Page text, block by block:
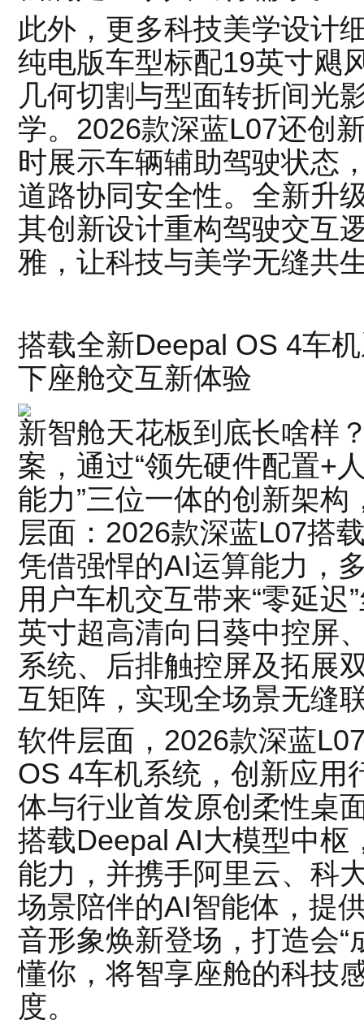
此外，更多科技美学设计
纯电版车型标配19英寸飓
几何切割与型面转折间光
学。2026款深蓝L07还创
时展示车辆辅助驾驶状态
道路协同安全性。全新升
其创新设计重构驾驶交互
雅，让科技与美学无缝共
搭载全新Deepal OS 4车
下座舱交互新体验
新智舱天花板到底长啥样
案，通过“领先硬件配置+
能力”三位一体的创新架
层面：2026款深蓝L07搭
凭借强悍的AI运算能力，
用户车机交互带来“零延
英寸超高清向日葵中控屏
系统、后排触控屏及拓展
互矩阵，实现全场景无缝
软件层面，2026款深蓝
OS 4车机系统，创新应用
体与行业首发原创柔性桌
搭载Deepal AI大模型中
能力，并携手阿里云、科
场景陪伴的AI智能体，提
音形象焕新登场，打造会“
懂你，将智享座舱的科技
度。